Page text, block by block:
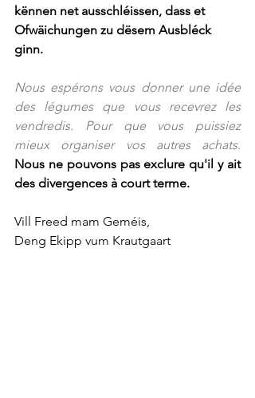
kënnen net ausschléissen, dass et
Ofwäichungen zu dësem Ausbléck
ginn.
Nous espérons vous donner une idée
des légumes que vous recevrez les
vendredis. Pour que vous puissiez
Nous ne pouvons pas exclure qu'il y ait
des divergences à court terme.
Vill Freed mam Geméis,
Deng Ekipp vum Krautgaart